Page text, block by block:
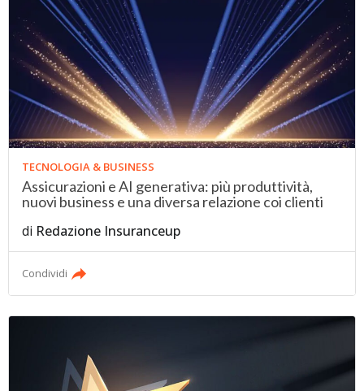
TECNOLOGIA & BUSINESS
Assicurazioni e AI generativa: più produttività,
nuovi business e una diversa relazione coi clienti
di Redazione Insuranceup
Condividi